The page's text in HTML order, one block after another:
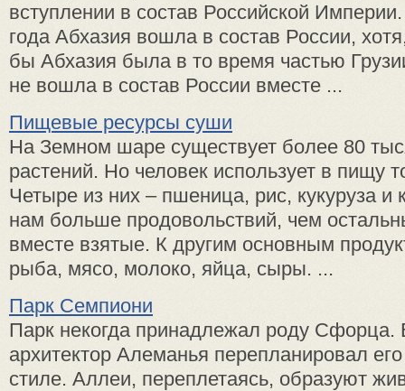
вступлении в состав Российской
года Абхазия вошла в состав России,
бы Абхазия была в то время частью
не вошла в состав России вместе ...
Пищевые ресурсы суши
На Земном шаре существует более 80
растений. Но человек использует в пищу
Четыре из них – пшеница, рис, кукуруза и
нам больше продовольствий, чем
вместе взятые. К другим основным
рыба, мясо, молоко, яйца, сыры. ...
Парк Семпиони
Парк некогда принадлежал роду Сфорца.
архитек­тор Алеманья перепланировал
стиле. Аллеи, пере­плетаясь, образуют